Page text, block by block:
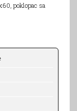
poklopac sa